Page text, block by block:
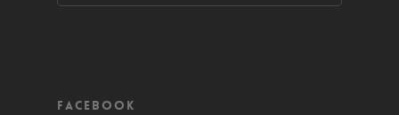
Facebook